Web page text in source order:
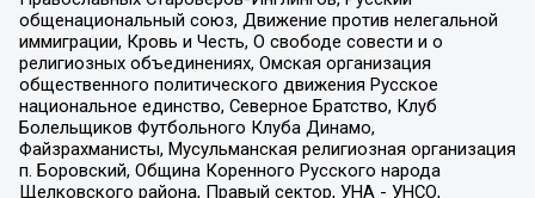
общенациональный союз, Движение против нелегальной
иммиграции, Кровь и Честь, О свободе совести и о
религиозных объединениях, Омская организация
общественного политического движения Русское
национальное единство, Северное Братство, Клуб
Болельщиков Футбольного Клуба Динамо,
Файзрахманисты, Мусульманская религиозная организация
п. Боровский, Община Коренного Русского народа
Щелковского района, Правый сектор, УНА - УНСО,